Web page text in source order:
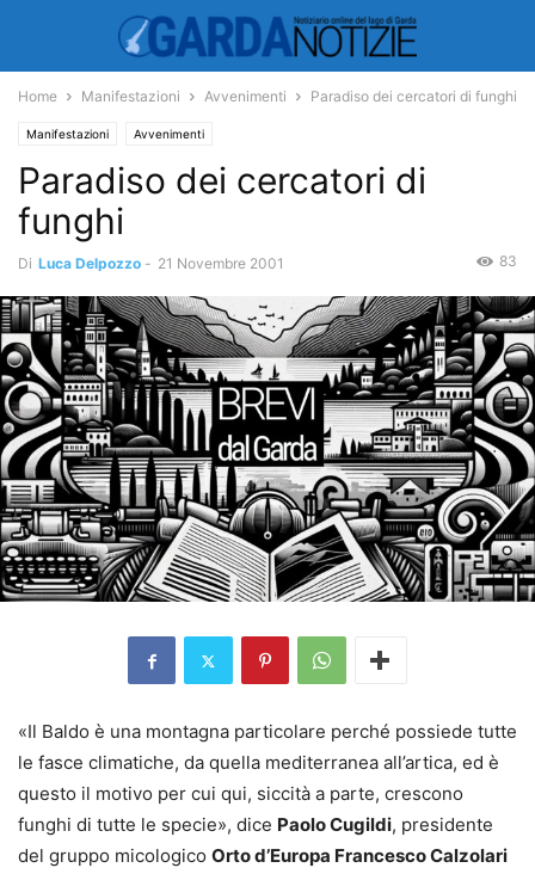
Home Manifestazioni Avvenimenti Paradiso dei cercatori di funghi
Manifestazioni Avvenimenti
Paradiso dei cercatori di
funghi
Di Luca Delpozzo - 21 Novembre 2001 83
«Il Baldo è una montagna particolare perché possiede tutte
le fasce climatiche, da quella mediterranea all’artica, ed è
questo il motivo per cui qui, siccità a parte, crescono
funghi di tutte le specie», dice Paolo Cugildi, presidente
del gruppo micologico Orto d’Europa Francesco Calzolari